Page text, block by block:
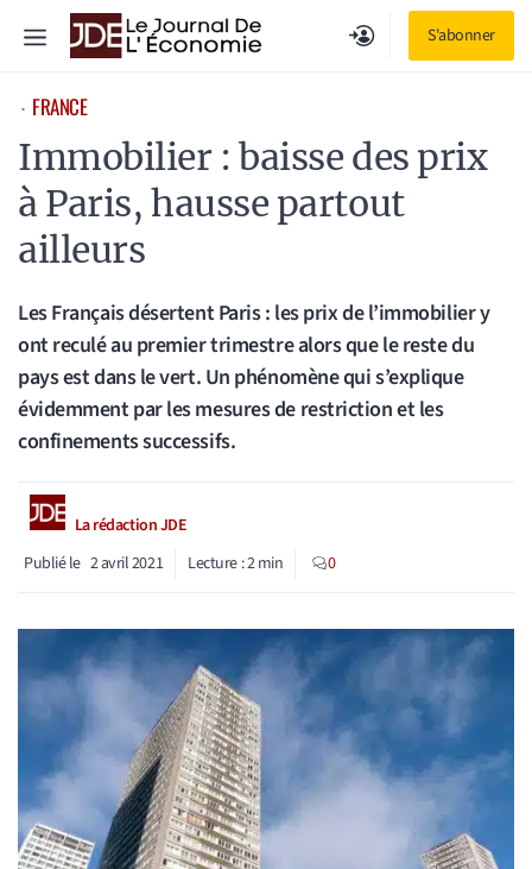
S'abonner
Menu
⋅ FRANCE
Immobilier : baisse des prix
à Paris, hausse partout
ailleurs
Les Français désertent Paris : les prix de l’immobilier y
ont reculé au premier trimestre alors que le reste du
pays est dans le vert. Un phénomène qui s’explique
évidemment par les mesures de restriction et les
confinements successifs.
La rédaction JDE
Publié le 2 avril 2021 Lecture :2min 0